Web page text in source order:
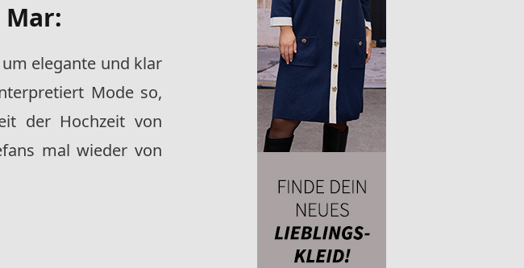
elegante und klar
Mode so,
der Hochzeit von
mal wieder von